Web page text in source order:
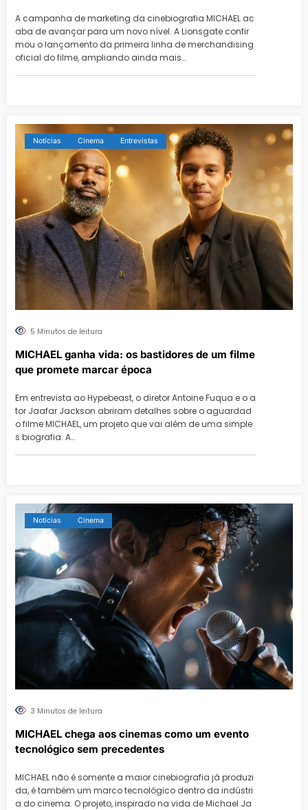
A campanha de marketing da cinebiografia MICHAEL ac
aba de avançar para um novo nível. A Lionsgate confir
mou o lançamento da primeira linha de merchandising
oficial do filme, ampliando ainda mais…
Notícias Cinema Entrevistas
5 Minutos de leitura
MICHAEL ganha vida: os bastidores de um filme
que promete marcar época
Em entrevista ao Hypebeast, o diretor Antoine Fuqua e o a
tor Jaafar Jackson abriram detalhes sobre o aguardad
o filme MICHAEL, um projeto que vai além de uma simple
s biografia. A…
Notícias Cinema
3 Minutos de leitura
MICHAEL chega aos cinemas como um evento
tecnológico sem precedentes
MICHAEL não é somente a maior cinebiografia já produzi
da, é também um marco tecnológico dentro da indústri
a do cinema. O projeto, inspirado na vida de Michael Ja